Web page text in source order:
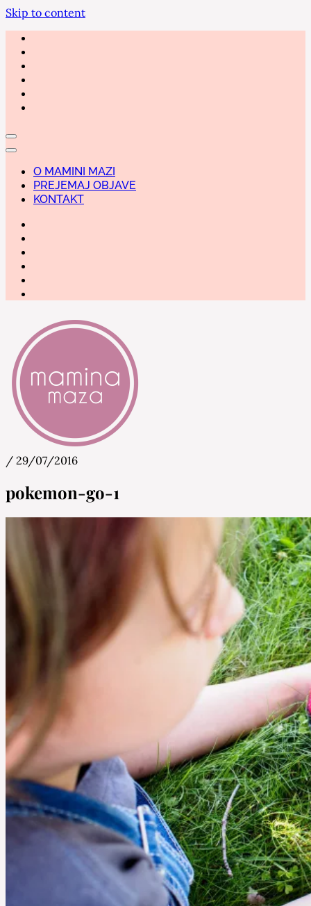
Skip to content
O MAMINI MAZI
PREJEMAJ OBJAVE
KONTAKT
Mamina Maza
/ 29/07/2016
pokemon-go-1